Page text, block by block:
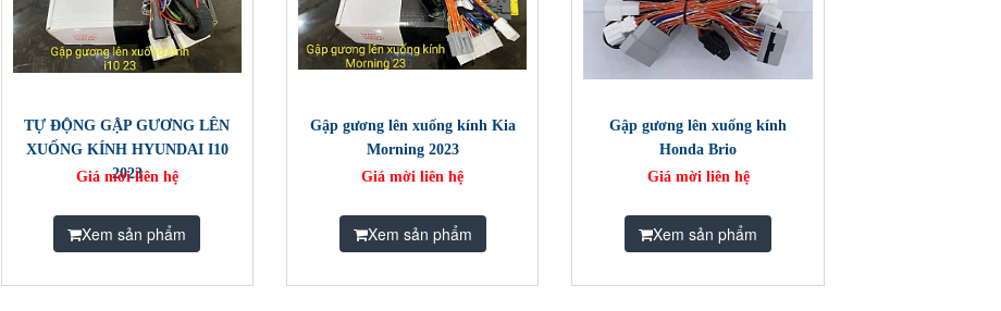
TỰ ĐỘNG GẬP GƯƠNG LÊN
XUỐNG KÍNH HYUNDAI I10
2023
Giá mời liên hệ
Xem sản phẩm
Gập gương lên xuống kính Kia
Morning 2023
Giá mời liên hệ
Xem sản phẩm
Gập gương lên xuống kính
Honda Brio
Giá mời liên hệ
Xem sản phẩm